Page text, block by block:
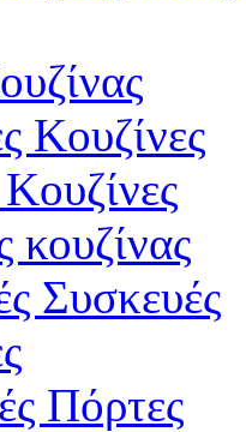
Κουζίνες
κουζίνας
Συσκευές
Πόρτες